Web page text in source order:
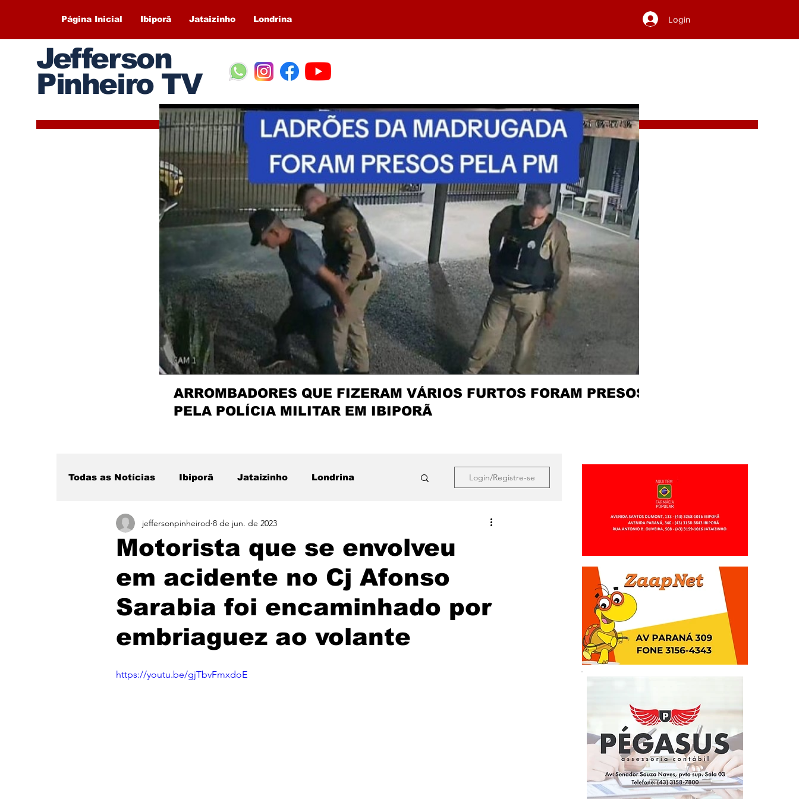
Página Inicial Ibiporã Jataizinho Londrina Login
Jefferson
Pinheiro TV
ARROMBADORES QUE FIZERAM VÁRIOS FURTOS FORAM PRESOS
PELA POLÍCIA MILITAR EM IBIPORÃ
Todas as Notícias Ibiporã Jataizinho Londrina
Região Sertanópolis Destaque
Login/Registre-se
Motorista que se envolveu
em acidente no Cj Afonso
Sarabia foi encaminhado por
embriaguez ao volante
jeffersonpinheirod 8 de jun. de 2023
https://youtu.be/gjTbvFmxdoE